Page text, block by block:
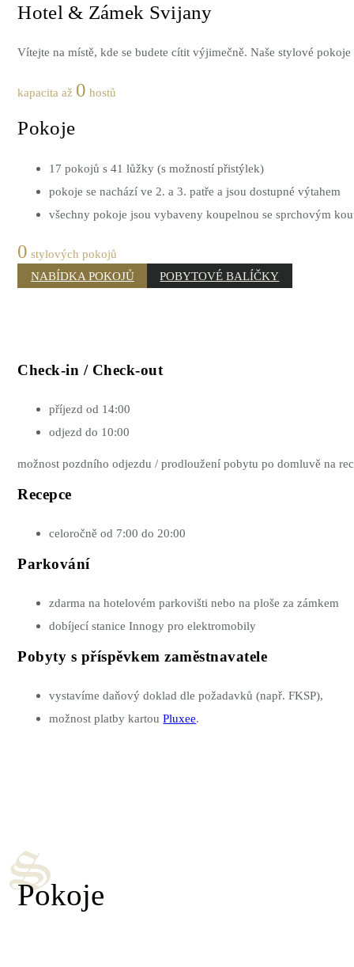
Hotel & Zámek Svijany
Vítejte na místě, kde se budete cítit výjimečně. Naše stylové
kapacita až 0 hostů
Pokoje
17 pokojů s 41 lůžky (s možností přistýlek)
pokoje se nachází ve 2. a 3. patře a jsou dostupné výtahem
všechny pokoje jsou vybaveny koupelnou se sprchovým
0 stylových pokojů
NABÍDKA POKOJŮ
POBYTOVÉ BALÍČKY
Check-in / Check-out
příjezd od 14:00
odjezd do 10:00
možnost pozdního odjezdu / prodloužení pobytu po domluvě na
Recepce
celoročně od 7:00 do 20:00
Parkování
zdarma na hotelovém parkovišti nebo na ploše za zámkem
dobíjecí stanice Innogy pro elektromobily
Pobyty s příspěvkem zaměstnavatele
vystavíme daňový doklad dle požadavků (např. FKSP),
možnost platby kartouPluxee.
Pokoje